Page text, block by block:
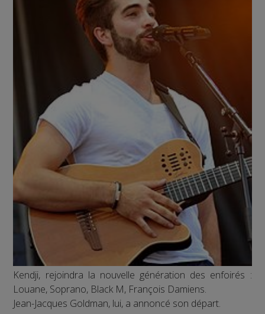
Kendji, rejoindra la nouvelle génération des enfoirés :
Louane, Soprano, Black M, François Damiens.
Jean-Jacques Goldman, lui, a annoncé son départ.